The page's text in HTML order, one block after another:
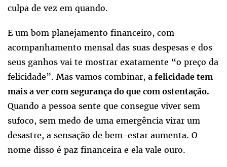
culpa de vez em quando.
E um bom planejamento financeiro, com
acompanhamento mensal das suas despesas e dos
seus ganhos vai te mostrar exatamente “o preço da
felicidade”. Mas vamos combinar, a felicidade tem
mais a ver com segurança do que com ostentação.
Quando a pessoa sente que consegue viver sem
sufoco, sem medo de uma emergência virar um
desastre, a sensação de bem-estar aumenta. O
nome disso é paz financeira e ela vale ouro.